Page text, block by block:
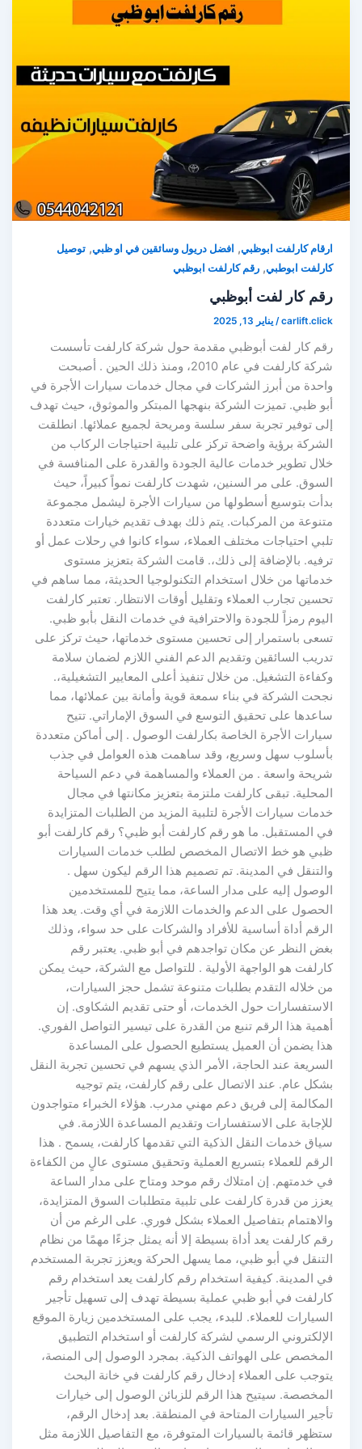
ارقام كارلفت ابوظبي, افضل دريول وسائقين في او ظبي,توصيل
كارلفت ابوطبي,رقم كارلفت ابوظبي
رقم كار لفت أبوظبي
carlift.click
/يناير 13, 2025
رقم كار لفت أبوظبي مقدمة حول شركة كارلفت تأسست
شركة كارلفت في عام 2010، ومنذ ذلك الحين . أصبحت
واحدة من أبرز الشركات في مجال خدمات سيارات الأجرة في
أبو ظبي. تميزت الشركة بنهجها المبتكر والموثوق، حيث تهدف
إلى توفير تجربة سفر سلسة ومريحة لجميع عملائها. انطلقت
الشركة برؤية واضحة تركز على تلبية احتياجات الركاب من
خلال تطوير خدمات عالية الجودة والقدرة على المنافسة في
السوق. على مر السنين، شهدت كارلفت نمواً كبيراً، حيث
بدأت بتوسيع أسطولها من سيارات الأجرة ليشمل مجموعة
متنوعة من المركبات. يتم ذلك بهدف تقديم خيارات متعددة
تلبي احتياجات مختلف العملاء، سواء كانوا في رحلات عمل أو
ترفيه. بالإضافة إلى ذلك،. قامت الشركة بتعزيز مستوى
خدماتها من خلال استخدام التكنولوجيا الحديثة، مما ساهم في
تحسين تجارب العملاء وتقليل أوقات الانتظار. تعتبر كارلفت
اليوم رمزاً للجودة والاحترافية في خدمات النقل بأبو ظبي.
تسعى باستمرار إلى تحسين مستوى خدماتها، حيث تركز على
تدريب السائقين وتقديم الدعم الفني اللازم لضمان سلامة
وكفاءة التشغيل. من خلال تنفيذ أعلى المعايير التشغيلية،.
نجحت الشركة في بناء سمعة قوية وأمانة بين عملائها، مما
ساعدها على تحقيق التوسع في السوق الإماراتي. تتيح
سيارات الأجرة الخاصة بكارلفت الوصول . إلى أماكن متعددة
بأسلوب سهل وسريع، وقد ساهمت هذه العوامل في جذب
شريحة واسعة . من العملاء والمساهمة في دعم السياحة
المحلية. تبقى كارلفت ملتزمة بتعزيز مكانتها في مجال
خدمات سيارات الأجرة لتلبية المزيد من الطلبات المتزايدة
في المستقبل. ما هو رقم كارلفت أبو ظبي؟ رقم كارلفت أبو
ظبي هو خط الاتصال المخصص لطلب خدمات السيارات
والتنقل في المدينة. تم تصميم هذا الرقم ليكون سهل .
الوصول إليه على مدار الساعة، مما يتيح للمستخدمين
الحصول على الدعم والخدمات اللازمة في أي وقت. يعد هذا
الرقم أداة أساسية للأفراد والشركات على حد سواء، وذلك
بغض النظر عن مكان تواجدهم في أبو ظبي. يعتبر رقم
كارلفت هو الواجهة الأولية . للتواصل مع الشركة، حيث يمكن
من خلاله التقدم بطلبات متنوعة تشمل حجز السيارات،
الاستفسارات حول الخدمات، أو حتى تقديم الشكاوى. إن
أهمية هذا الرقم تنبع من القدرة على تيسير التواصل الفوري.
هذا يضمن أن العميل يستطيع الحصول على المساعدة
السريعة عند الحاجة، الأمر الذي يسهم في تحسين تجربة النقل
بشكل عام. عند الاتصال على رقم كارلفت، يتم توجيه
المكالمة إلى فريق دعم مهني مدرب. هؤلاء الخبراء متواجدون
للإجابة على الاستفسارات وتقديم المساعدة اللازمة. في
سياق خدمات النقل الذكية التي تقدمها كارلفت، يسمح . هذا
الرقم للعملاء بتسريع العملية وتحقيق مستوى عالٍ من الكفاءة
في خدمتهم. إن امتلاك رقم موحد ومتاح على مدار الساعة
يعزز من قدرة كارلفت على تلبية متطلبات السوق المتزايدة،
والاهتمام بتفاصيل العملاء بشكل فوري. على الرغم من أن
رقم كارلفت يعد أداة بسيطة إلا أنه يمثل جزءًا مهمًا من نظام
التنقل في أبو ظبي، مما يسهل الحركة ويعزز تجربة المستخدم
في المدينة. كيفية استخدام رقم كارلفت يعد استخدام رقم
كارلفت في أبو ظبي عملية بسيطة تهدف إلى تسهيل تأجير
السيارات للعملاء. للبدء، يجب على المستخدمين زيارة الموقع
الإلكتروني الرسمي لشركة كارلفت أو استخدام التطبيق
المخصص على الهواتف الذكية. بمجرد الوصول إلى المنصة،
يتوجب على العملاء إدخال رقم كارلفت في خانة البحث
المخصصة. سيتيح هذا الرقم للزبائن الوصول إلى خيارات
تأجير السيارات المتاحة في المنطقة. بعد إدخال الرقم،
ستظهر قائمة بالسيارات المتوفرة، مع التفاصيل اللازمة مثل